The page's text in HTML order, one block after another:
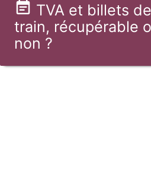
TVA et billets de
train, récupérable
non ?